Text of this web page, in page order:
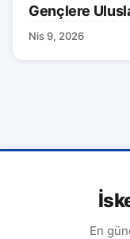
Gençlere
Nis 9, 2026
En